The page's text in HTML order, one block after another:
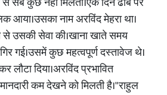
आया।उसका नाम अरविंद मेहरा था।
से उसकी सेवा की।खाना खाते समय
गई।उसमें कुछ महत्वपूर्ण दस्तावेज थे।
लौटा दिया।अरविंद प्रभावित
कम देखने को मिलती है।"राहुल